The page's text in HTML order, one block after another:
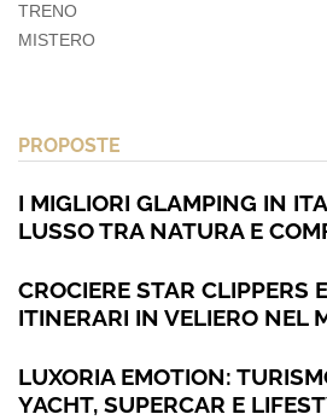
TRENO
MISTERO
PROPOSTE
I MIGLIORI GLAMPING IN
LUSSO TRA NATURA E
CROCIERE STAR CLIPPERS
ITINERARI IN VELIERO NEL
LUXORIA EMOTION:
YACHT, SUPERCAR E